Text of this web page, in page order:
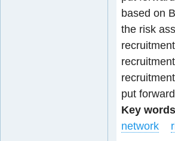
based on
the risk
put
Key words
network